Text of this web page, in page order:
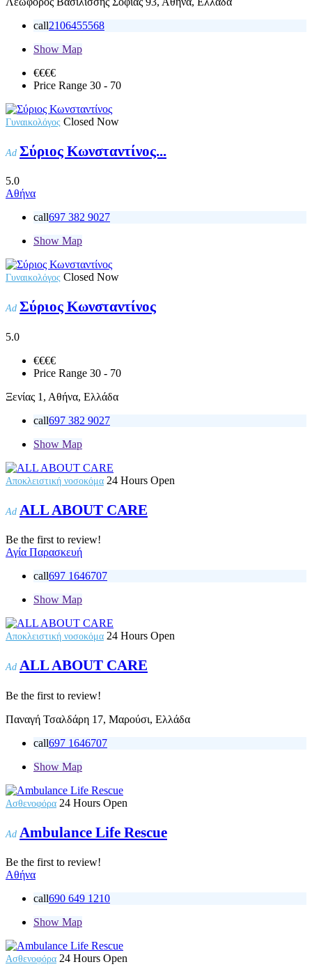
call2106455568
Show Map
€€€€
Price Range 30 - 70
Γυναικολόγος Closed Now
Ad Σύριος Κωνσταντίνος...
5.0
Αθήνα
call697 382 9027
Show Map
Γυναικολόγος Closed Now
Ad Σύριος Κωνσταντίνος
5.0
€€€€
Price Range 30 - 70
Ξενίας 1, Αθήνα, Ελλάδα
call697 382 9027
Show Map
Αποκλειστική νοσοκόμα 24 Hours Open
Ad ALL ABOUT CARE
Be the first to review!
Αγία Παρασκευή
call697 1646707
Show Map
Αποκλειστική νοσοκόμα 24 Hours Open
Ad ALL ABOUT CARE
Be the first to review!
Παναγή Τσαλδάρη 17, Μαρούσι, Ελλάδα
call697 1646707
Show Map
Ασθενοφόρα 24 Hours Open
Ad Ambulance Life Rescue
Be the first to review!
Αθήνα
call690 649 1210
Show Map
Ασθενοφόρα 24 Hours Open